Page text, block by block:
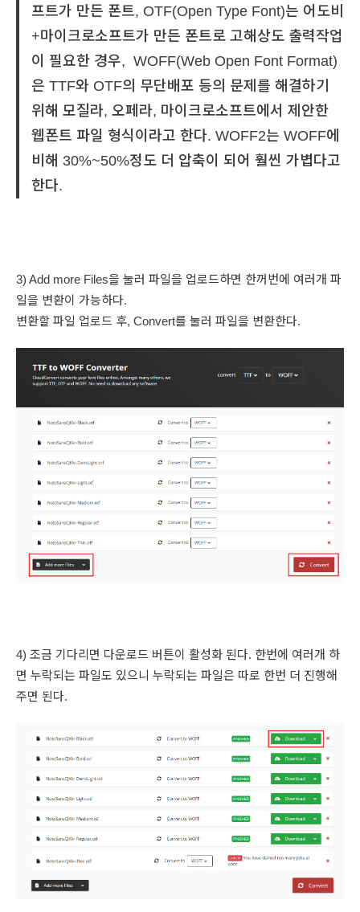
프트가 만든 폰트, OTF(Open Type Font)는 어도비
+마이크로소프트가 만든 폰트로 고해상도 출력작업
이 필요한 경우, WOFF(Web Open Font Format)
은 TTF와 OTF의 무단배포 등의 문제를 해결하기
위해 모질라, 오페라, 마이크로소프트에서 제안한
웹폰트 파일 형식이라고 한다. WOFF2는 WOFF에
비해 30%~50%정도 더 압축이 되어 훨씬 가볍다고
한다.
3) Add more Files을 눌러 파일을 업로드하면 한꺼번에 여러개 파
일을 변환이 가능하다.
변환할 파일 업로드 후, Convert를 눌러 파일을 변환한다.
4) 조금 기다리면 다운로드 버튼이 활성화 된다. 한번에 여러개 하
면 누락되는 파일도 있으니 누락되는 파일은 따로 한번 더 진행해
주면 된다.